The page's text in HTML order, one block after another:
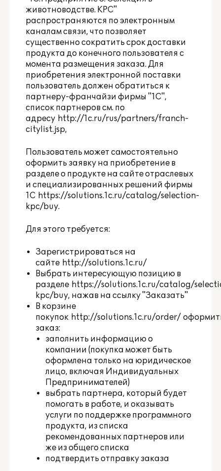
животноводстве. КРС"
распространяются по электронным
каналам связи, что позволяет
существенно сократить срок доставки
продукта до конечного пользователя с
момента размещения заказа. Для
приобретения электронной поставки
пользователь должен обратиться к
партнеру-франчайзи фирмы "1С",
список партнеров см. по
адресу http://1c.ru/rus/partners/franch-
citylist.jsp,
Пользователь может самостоятельно
оформить заявку на приобретение в
разделе о продукте на сайте отраслевых
и специализированных решений фирмы
1С https://solutions.1c.ru/catalog/selection-
kpc/buy.
Для этого требуется:
Зарегистрироваться на
сайте http://solutions.1c.ru/
Выбрать интересующую позицию в
разделе https://solutions.1c.ru/catalog/
kpc/buy, нажав на ссылку "Заказать"
В корзине
покупок http://solutions.1c.ru/order/
заказ:
заполнить информацию о
компании (покупка может быть
оформлена только на юридическое
лицо, включая Индивидуальных
Предпринимателей)
выбрать партнера, который будет
помогать в работе, и оказывать
услуги по поддержке программного
продукта, из списка
рекомендованных партнеров или
же из общего списка
подтвердить отправку заказа